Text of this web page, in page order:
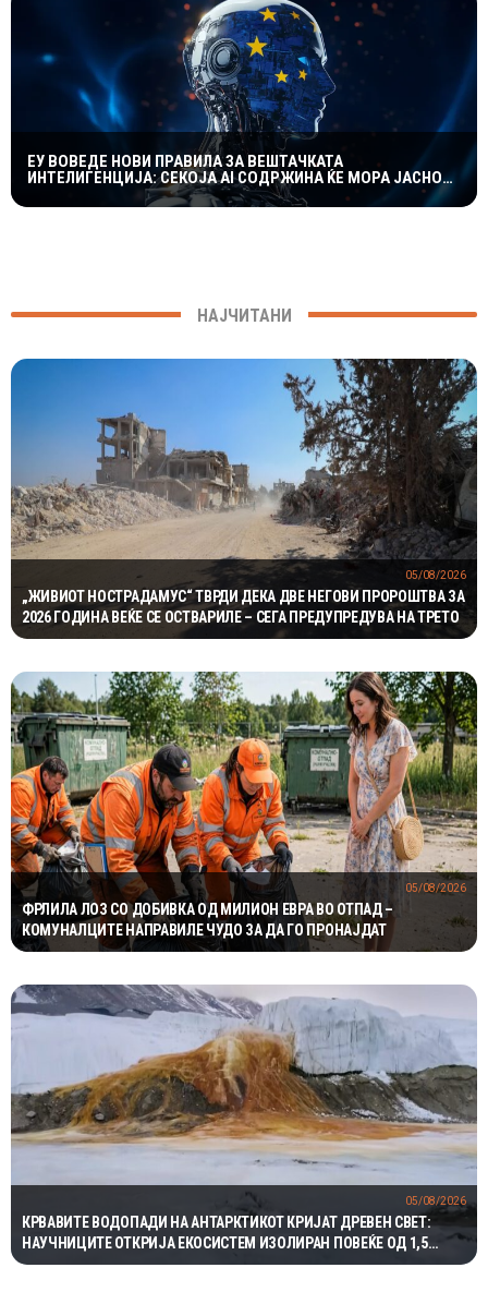
ЕУ ВОВЕДЕ НОВИ ПРАВИЛА ЗА ВЕШТАЧКАТА
ИНТЕЛИГЕНЦИЈА: СЕКОЈА AI СОДРЖИНА ЌЕ МОРА ЈАСНО
ДА БИДЕ ОЗНАЧЕНА
НАЈЧИТАНИ
„ЖИВИОТ НОСТРАДАМУС“ ТВРДИ ДЕКА ДВЕ НЕГОВИ ПРОРОШТВА ЗА
2026 ГОДИНА ВЕЌЕ СЕ ОСТВАРИЛЕ – СЕГА ПРЕДУПРЕДУВА НА ТРЕТО
05/08/2026
ФРЛИЛА ЛОЗ СО ДОБИВКА ОД МИЛИОН ЕВРА ВО ОТПАД –
КОМУНАЛЦИТЕ НАПРАВИЛЕ ЧУДО ЗА ДА ГО ПРОНАЈДАТ
05/08/2026
КРВАВИТЕ ВОДОПАДИ НА АНТАРКТИКОТ КРИЈАТ ДРЕВЕН СВЕТ:
НАУЧНИЦИТЕ ОТКРИЈА ЕКОСИСТЕМ ИЗОЛИРАН ПОВЕЌЕ ОД 1,5
МИЛИОНИ ГОДИНИ
05/08/2026